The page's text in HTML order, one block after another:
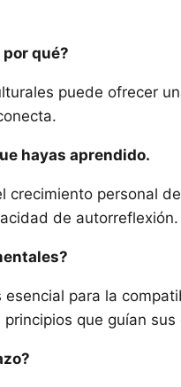
qué?
puede ofrecer
hayas aprendido.
crecimiento personal
de autorreflexión.
para la
que guían sus